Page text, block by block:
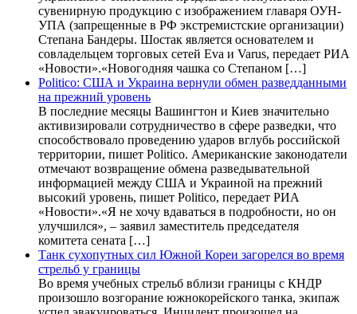
сувенирную продукцию с изображением главаря ОУН-
УПА (запрещенные в РФ экстремистские организации)
Степана Бандеры. Шостак является основателем и
совладельцем торговых сетей Eva и Varus, передает РИА
«Новости».«Новогодняя чашка со Степаном […]
Politico: США и Украина вернули обмен разведданными
на прежний уровень
В последние месяцы Вашингтон и Киев значительно
активизировали сотрудничество в сфере разведки, что
способствовало проведению ударов вглубь российской
территории, пишет Politico. Американские законодатели
отмечают возвращение обмена разведывательной
информацией между США и Украиной на прежний
высокий уровень, пишет Politico, передает РИА
«Новости».«Я не хочу вдаваться в подробности, но он
улучшился», – заявил заместитель председателя
комитета сената […]
Танк сухопутных сил Южной Кореи загорелся во время
стрельб у границы
Во время учебных стрельб вблизи границы с КНДР
произошло возгорание южнокорейского танка, экипаж